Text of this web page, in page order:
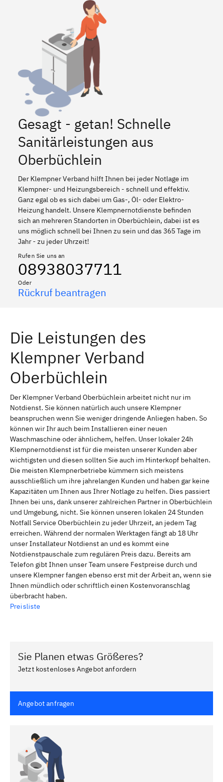
Gesagt - getan! Schnelle
Sanitärleistungen aus
Oberbüchlein
Der Klempner Verband hilft Ihnen bei jeder Notlage im
Klempner- und Heizungsbereich - schnell und effektiv.
Ganz egal ob es sich dabei um Gas-, Öl- oder Elektro-
Heizung handelt. Unsere Klempnernotdienste befinden
sich an mehreren Standorten in Oberbüchlein, dabei ist es
uns möglich schnell bei Ihnen zu sein und das 365 Tage im
Jahr - zu jeder Uhrzeit!
Rufen Sie uns an
08938037711
Oder
Rückruf beantragen
Die Leistungen des
Klempner Verband
Oberbüchlein
Der Klempner Verband Oberbüchlein arbeitet nicht nur im
Notdienst. Sie können natürlich auch unsere Klempner
beanspruchen wenn Sie weniger dringende Anliegen haben. So
können wir Ihr auch beim Installieren einer neuen
Waschmaschine oder ähnlichem, helfen. Unser lokaler 24h
Klempnernotdienst ist für die meisten unserer Kunden aber
wichtigsten und diesen sollten Sie auch im Hinterkopf behalten.
Die meisten Klempnerbetriebe kümmern sich meistens
ausschließlich um ihre jahrelangen Kunden und haben gar keine
Kapazitäten um Ihnen aus Ihrer Notlage zu helfen. Dies passiert
Ihnen bei uns, dank unserer zahlreichen Partner in Oberbüchlein
und Umgebung, nicht. Sie können unseren lokalen 24 Stunden
Notfall Service Oberbüchlein zu jeder Uhrzeit, an jedem Tag
erreichen. Während der normalen Werktagen fängt ab 18 Uhr
unser Installateur Notdienst an und es kommt eine
Notdienstpauschale zum regulären Preis dazu. Bereits am
Telefon gibt Ihnen unser Team unsere Festpreise durch und
unsere Klempner fangen ebenso erst mit der Arbeit an, wenn sie
Ihnen mündlich oder schriftlich einen Kostenvoranschlag
überbracht haben.
Preisliste
Sie Planen etwas Größeres?
Jetzt kostenloses Angebot anfordern
Angebot anfragen